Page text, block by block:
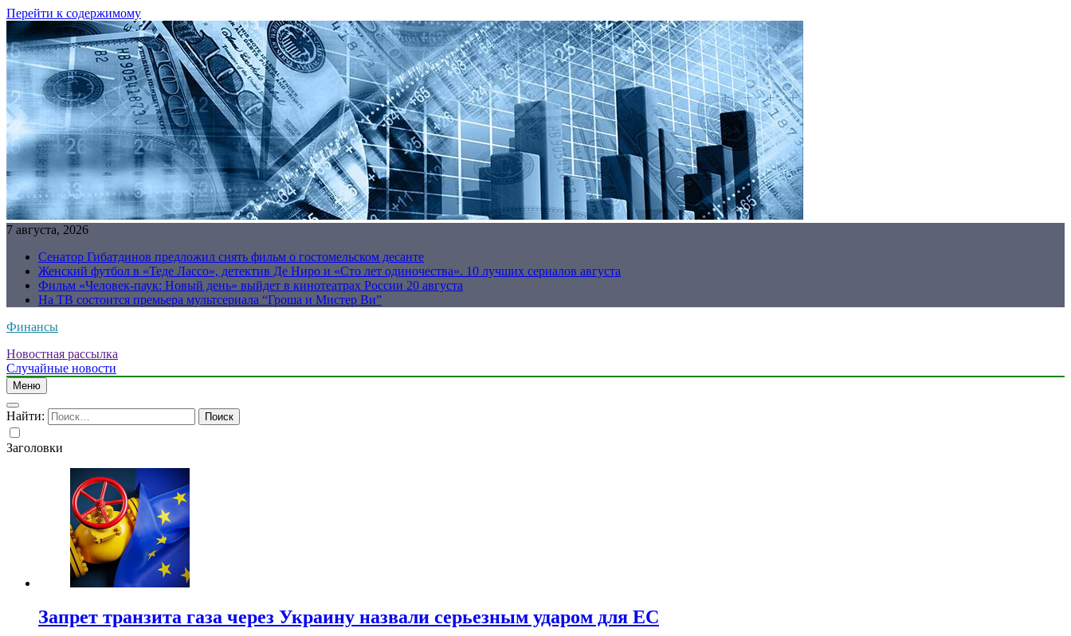
Перейти к содержимому
7 августа, 2026
Сенатор Гибатдинов предложил снять фильм о гостомельском десанте
Женский футбол в «Теде Лассо», детектив Де Ниро и «Сто лет одиночества». 10 лучших сериалов августа
Фильм «Человек-паук: Новый день» выйдет в кинотеатрах России 20 августа
На ТВ состоится премьера мультсериала “Гроша и Мистер Ви”
Финансы
Новостная рассылка
Случайные новости
Меню
Найти:
Заголовки
Запрет транзита газа через Украину назвали серьезным ударом для ЕС